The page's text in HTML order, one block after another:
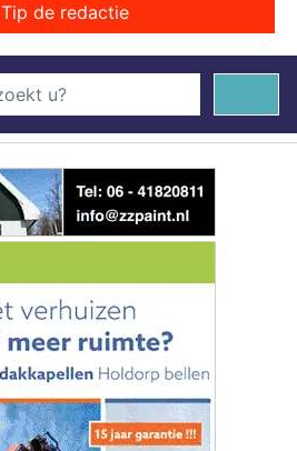
Tip de redactie